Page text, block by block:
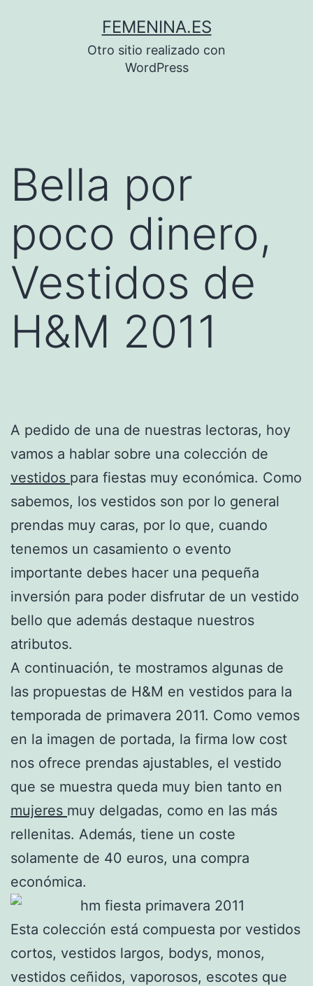
FEMENINA.ES
Otro sitio realizado con
WordPress
Bella por
poco dinero,
Vestidos de
H&M 2011
A pedido de una de nuestras lectoras, hoy
vamos a hablar sobre una colección de
vestidos para fiestas muy económica. Como
sabemos, los vestidos son por lo general
prendas muy caras, por lo que, cuando
tenemos un casamiento o evento
importante debes hacer una pequeña
inversión para poder disfrutar de un vestido
bello que además destaque nuestros
atributos.
A continuación, te mostramos algunas de
las propuestas de H&M en vestidos para la
temporada de primavera 2011. Como vemos
en la imagen de portada, la firma low cost
nos ofrece prendas ajustables, el vestido
que se muestra queda muy bien tanto en
mujeres muy delgadas, como en las más
rellenitas. Además, tiene un coste
solamente de 40 euros, una compra
económica.
Esta colección está compuesta por vestidos
cortos, vestidos largos, bodys, monos,
vestidos ceñidos, vaporosos, escotes que